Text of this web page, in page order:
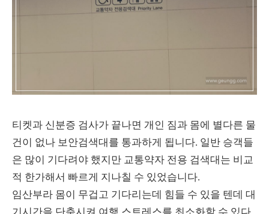
티켓과 신분증 검사가 끝나면 개인 짐과 몸에 별다른 물
건이 없나 보안검색대를 통과하게 됩니다. 일반 승객들
은 많이 기다려야 했지만 교통약자 전용 검색대는 비교
적 한가해서 빠르게 지나칠 수 있었습니다.
임산부라 몸이 무겁고 기다리는데 힘들 수 있을 텐데 대